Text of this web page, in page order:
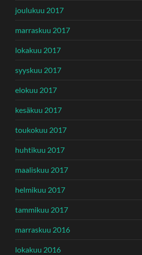
joulukuu 2017
marraskuu 2017
lokakuu 2017
syyskuu 2017
elokuu 2017
kesäkuu 2017
toukokuu 2017
huhtikuu 2017
maaliskuu 2017
helmikuu 2017
tammikuu 2017
marraskuu 2016
lokakuu 2016